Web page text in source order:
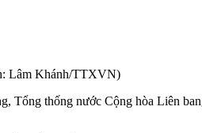
Lâm Khánh/TTXVN)
thống nước Cộng hòa Liên